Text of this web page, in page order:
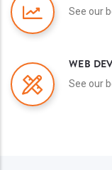
See our
WEB
See our